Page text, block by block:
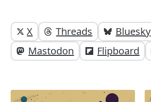
Yazı
altı
elemanları
Yazıyı
paylaşabilirsiniz;
X Threads
Bluesky
Mastodon
Flipboard